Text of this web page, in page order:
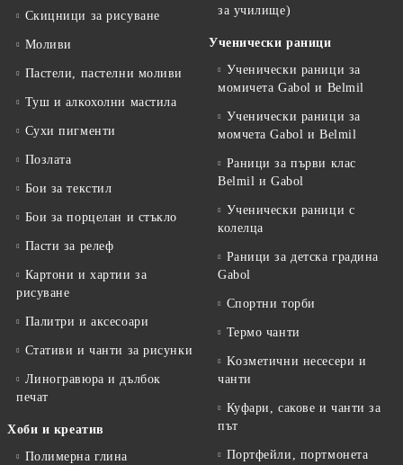
Скицници за рисуване
Моливи
Пастели, пастелни моливи
Туш и алкохолни мастила
Сухи пигменти
Позлата
Бои за текстил
Бои за порцелан и стъкло
Пасти за релеф
Картони и хартии за
рисуване
Палитри и аксесоари
Стативи и чанти за рисунки
Линогравюра и дълбок
печат
Хоби и креатив
Полимерна глина
за училище)
Ученически раници
Ученически раници за
момичета Gabol и Belmil
Ученически раници за
момчета Gabol и Belmil
Раници за първи клас
Belmil и Gabol
Ученически раници с
колелца
Раници за детска градина
Gabol
Спортни торби
Термо чанти
Kозметични несесери и
чанти
Куфари, сакове и чанти за
път
Портфейли, портмонета